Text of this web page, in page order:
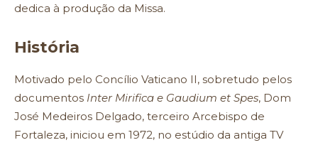
dedica à produção da Missa.
História
Motivado pelo Concílio Vaticano II, sobretudo pelos
documentos Inter Mirifica e Gaudium et Spes, Dom
José Medeiros Delgado, terceiro Arcebispo de
Fortaleza, iniciou em 1972, no estúdio da antiga TV